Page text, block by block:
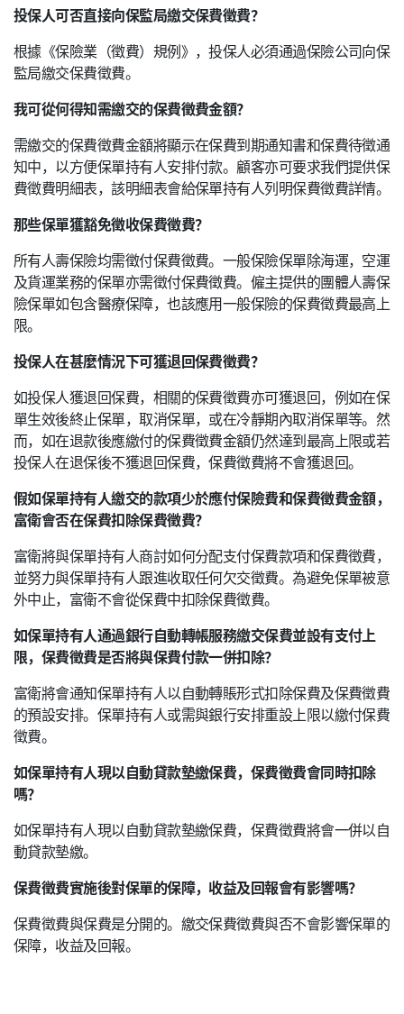
投保人可否直接向保監局繳交保費徵費？
根據《保險業（徵費）規例》，投保人必須通過保險公司向保
監局繳交保費徵費。
我可從何得知需繳交的保費徵費金額？
需繳交的保費徵費金額將顯示在保費到期通知書和保費待徵通
知中，以方便保單持有人安排付款。顧客亦可要求我們提供保
費徵費明細表，該明細表會給保單持有人列明保費徵費詳情。
那些保單獲豁免徵收保費徵費？
所有人壽保險均需徵付保費徵費。一般保險保單除海運，空運
及貨運業務的保單亦需徵付保費徵費。僱主提供的團體人壽保
險保單如包含醫療保障，也該應用一般保險的保費徵費最高上
限。
投保人在甚麼情況下可獲退回保費徵費？
如投保人獲退回保費，相關的保費徵費亦可獲退回，例如在保
單生效後終止保單，取消保單，或在冷靜期內取消保單等。然
而，如在退款後應繳付的保費徵費金額仍然達到最高上限或若
投保人在退保後不獲退回保費，保費徵費將不會獲退回。
假如保單持有人繳交的款項少於應付保險費和保費徵費金額，
富衛會否在保費扣除保費徵費？
富衛將與保單持有人商討如何分配支付保費款項和保費徵費，
並努力與保單持有人跟進收取任何欠交徵費。為避免保單被意
外中止，富衛不會從保費中扣除保費徵費。
如保單持有人通過銀行自動轉帳服務繳交保費並設有支付上
限，保費徵費是否將與保費付款一併扣除？
富衛將會通知保單持有人以自動轉賬形式扣除保費及保費徵費
的預設安排。保單持有人或需與銀行安排重設上限以繳付保費
徵費。
如保單持有人現以自動貸款墊繳保費，保費徵費會同時扣除
嗎？
如保單持有人現以自動貸款墊繳保費，保費徵費將會一併以自
動貸款墊繳。
保費徵費實施後對保單的保障，收益及回報會有影響嗎？
保費徵費與保費是分開的。繳交保費徵費與否不會影響保單的
保障，收益及回報。